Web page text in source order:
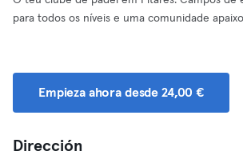
para todos os níveis e uma comunidade
Empieza ahora desde 24,00 €
Dirección